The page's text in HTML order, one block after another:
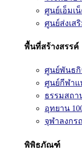
ศูนย์เอ็มเ
ศูนย์ส่งเส
พื้นที่สร้างสรรค์
ศูนย์พันธกิ
ศูนย์กีฬาแ
ธรรมสถ
อุทยาน
จุฬาลงก
พิพิธภัณฑ์